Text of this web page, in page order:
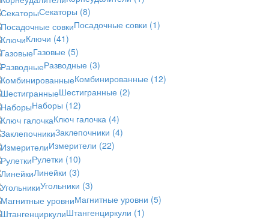
Секаторы (8)
Посадочные совки (1)
Ключи (41)
Газовые (5)
Разводные (3)
Комбинированные (12)
Шестигранные (2)
Наборы (12)
Ключ галочка (4)
Заклепочники (4)
Измерители (22)
Рулетки (10)
Линейки (3)
Угольники (3)
Магнитные уровни (5)
Штангенциркули (1)